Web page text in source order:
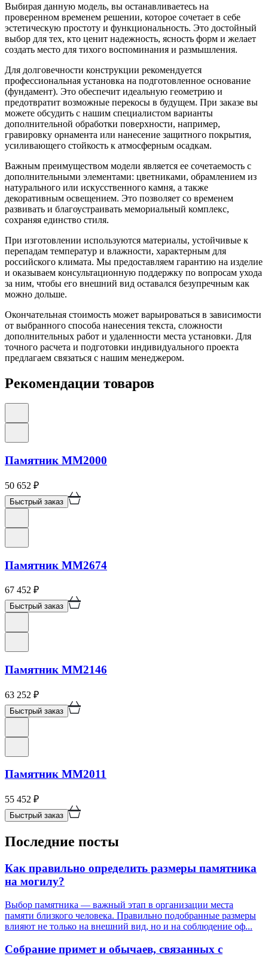
Выбирая данную модель, вы останавливаетесь на
проверенном временем решении, которое сочетает в себе
эстетическую простоту и функциональность. Это достойный
выбор для тех, кто ценит надежность, ясность форм и желает
создать место для тихого воспоминания и размышления.
Для долговечности конструкции рекомендуется
профессиональная установка на подготовленное основание
(фундамент). Это обеспечит идеальную геометрию и
предотвратит возможные перекосы в будущем. При заказе вы
можете обсудить с нашим специалистом варианты
дополнительной обработки поверхности, например,
гравировку орнамента или нанесение защитного покрытия,
усиливающего стойкость к атмосферным осадкам.
Важным преимуществом модели является ее сочетаемость с
дополнительными элементами: цветниками, обрамлением из
натурального или искусственного камня, а также
декоративным освещением. Это позволяет со временем
развивать и благоустраивать мемориальный комплекс,
сохраняя единство стиля.
При изготовлении используются материалы, устойчивые к
перепадам температур и влажности, характерным для
российского климата. Мы предоставляем гарантию на изделие
и оказываем консультационную поддержку по вопросам ухода
за ним, чтобы его внешний вид оставался безупречным как
можно дольше.
Окончательная стоимость может варьироваться в зависимости
от выбранного способа нанесения текста, сложности
дополнительных работ и удаленности места установки. Для
точного расчета и подготовки индивидуального проекта
предлагаем связаться с нашим менеджером.
Рекомендации товаров
Памятник ММ2000
50 652 ₽
Быстрый заказ
Памятник ММ2674
67 452 ₽
Быстрый заказ
Памятник ММ2146
63 252 ₽
Быстрый заказ
Памятник ММ2011
55 452 ₽
Быстрый заказ
Последние посты
Как правильно определить размеры памятника
на могилу?
Выбор памятника — важный этап в организации места
памяти близкого человека. Правильно подобранные размеры
влияют не только на внешний вид, но и на соблюдение оф...
Собрание примет и обычаев, связанных с